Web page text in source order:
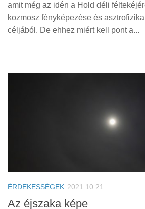
amit még az idén a Hold déli
kozmosz fényképezése és
céljából. De ehhez miért kell pont a...
ÉRDEKESSÉGEK 2021.10.21
Az éjszaka képe